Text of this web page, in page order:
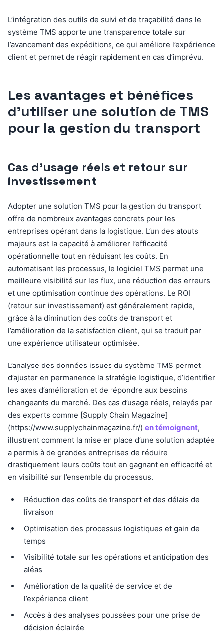
L’intégration des outils de suivi et de traçabilité dans le
système TMS apporte une transparence totale sur
l’avancement des expéditions, ce qui améliore l’expérience
client et permet de réagir rapidement en cas d’imprévu.
Les avantages et bénéfices
d’utiliser une solution de TMS
pour la gestion du transport
Cas d’usage réels et retour sur
investissement
Adopter une solution TMS pour la gestion du transport
offre de nombreux avantages concrets pour les
entreprises opérant dans la logistique. L’un des atouts
majeurs est la capacité à améliorer l’efficacité
opérationnelle tout en réduisant les coûts. En
automatisant les processus, le logiciel TMS permet une
meilleure visibilité sur les flux, une réduction des erreurs
et une optimisation continue des opérations. Le ROI
(retour sur investissement) est généralement rapide,
grâce à la diminution des coûts de transport et
l’amélioration de la satisfaction client, qui se traduit par
une expérience utilisateur optimisée.
L’analyse des données issues du système TMS permet
d’ajuster en permanence la stratégie logistique, d’identifier
les axes d’amélioration et de répondre aux besoins
changeants du marché. Des cas d’usage réels, relayés par
des experts comme [Supply Chain Magazine]
(https://www.supplychainmagazine.fr/) en témoignent,
illustrent comment la mise en place d’une solution adaptée
a permis à de grandes entreprises de réduire
drastiquement leurs coûts tout en gagnant en efficacité et
en visibilité sur l’ensemble du processus.
Réduction des coûts de transport et des délais de
livraison
Optimisation des processus logistiques et gain de
temps
Visibilité totale sur les opérations et anticipation des
aléas
Amélioration de la qualité de service et de
l’expérience client
Accès à des analyses poussées pour une prise de
décision éclairée